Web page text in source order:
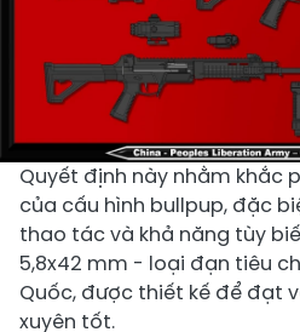
Quyết định này nhằm khắc
của cấu hình bullpup, đặc
thao tác và khả năng tùy
5,8x42 mm - loại đạn tiêu
Quốc, được thiết kế để đạt
xuyên tốt. ​